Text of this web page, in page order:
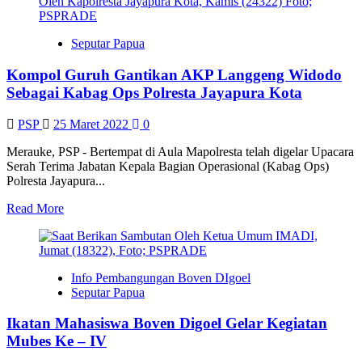
Dinas
dan
Siap
Gelar
Lomba
Menggambar
dan
Mewarnai
untuk
Pelajar
Seputar Papua
Kompol Guruh Gantikan AKP Langgeng Widodo
Sebagai Kabag Ops Polresta Jayapura Kota
PSP 25 Maret 2022
0
Merauke, PSP - Bertempat di Aula Mapolresta telah digelar Upacara
Serah Terima Jabatan Kepala Bagian Operasional (Kabag Ops)
Polresta Jayapura...
Read MoreRead
about
Kompol
Gantikan
AKP
Widodo
Sebagai
Info Pembangungan Boven DIgoel
Seputar Papua
Ikatan Mahasiswa Boven Digoel Gelar Kegiatan
Mubes Ke – IV